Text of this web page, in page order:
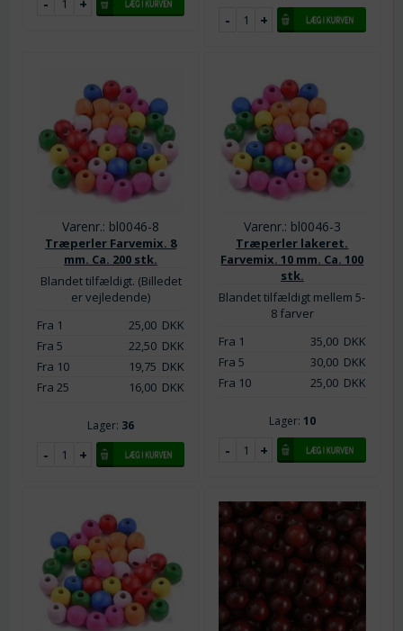
Varenr.: bl0046-8
Træperler Farvemix. 8
mm. Ca. 200 stk.
Blandet tilfældigt. (Billedet
er vejledende)
Fra 1
25,00DKK
Fra 5
22,50DKK
Fra 10
19,75 DKK
Fra 25
16,00DKK
Lager: 36
Varenr.: bl0046-3
Træperler lakeret.
Farvemix. 10 mm. Ca. 100
stk.
Blandet tilfældigt mellem 5-
8 farver
Fra 1
35,00DKK
Fra 5
30,00DKK
Fra 10
25,00DKK
Lager: 10